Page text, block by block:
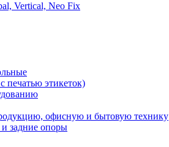
Vertical, Neo Fix
печатью этикеток)
офисную и бытовую технику
и задние опоры